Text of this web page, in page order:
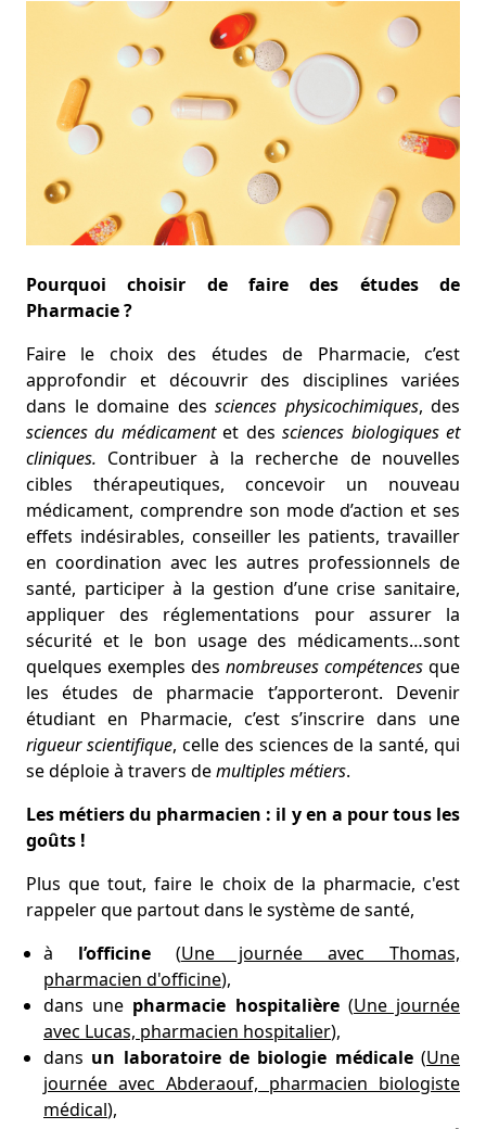
Pourquoi choisir de faire des études de
Pharmacie ?
Faire le choix des études de Pharmacie, c’est
approfondir et découvrir des disciplines variées
dans le domaine des sciences physicochimiques, des
sciences du médicamentet dessciences biologiques et
cliniques. Contribuer à la recherche de nouvelles
cibles thérapeutiques, concevoir un nouveau
médicament, comprendre son mode d’action et ses
effets indésirables, conseiller les patients, travailler
en coordination avec les autres professionnels de
santé, participer à la gestion d’une crise sanitaire,
appliquer des réglementations pour assurer la
sécurité et le bon usage des médicaments…sont
quelques exemples des nombreuses compétences que
les études de pharmacie t’apporteront. Devenir
étudiant en Pharmacie, c’est s’inscrire dans une
rigueur scientifique, celle des sciences de la santé, qui
se déploie à travers demultiples métiers.
Les métiers du pharmacien : il y en a pour tous les
goûts !
Plus que tout, faire le choix de la pharmacie, c'est
rappeler que partout dans le système de santé,
à l’officine(Une journée avec Thomas,
pharmacien d'officine),
dans une pharmacie hospitalière(Une journée
avec Lucas, pharmacien hospitalier),
dans un laboratoire de biologie médicale(Une
journée avec Abderaouf, pharmacien biologiste
médical),